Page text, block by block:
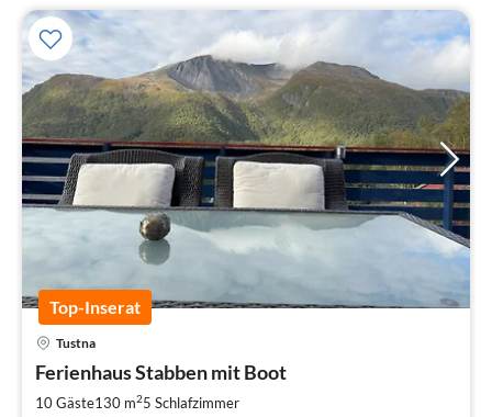
Top-Inserat
Tustna
Ferienhaus Stabben mit Boot
10 Gäste130 m25 Schlafzimmer